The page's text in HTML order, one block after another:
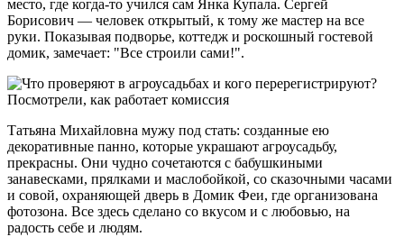
место, где когда-то учился сам Янка Купала. Сергей
Борисович — человек открытый, к тому же мастер на все
руки. Показывая подворье, коттедж и роскошный гостевой
домик, замечает: "Все строили сами!".
Татьяна Михайловна мужу под стать: созданные ею
декоративные панно, которые украшают агроусадьбу,
прекрасны. Они чудно сочетаются с бабушкиными
занавесками, прялками и маслобойкой, со сказочными часами
и совой, охраняющей дверь в Домик Феи, где организована
фотозона. Все здесь сделано со вкусом и с любовью, на
радость себе и людям.